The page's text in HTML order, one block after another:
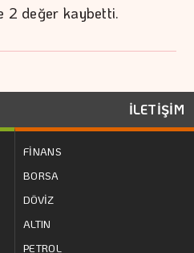
2 değer kaybetti.
İLETİŞİM
FİNANS
BORSA
DÖVİZ
ALTIN
PETROL